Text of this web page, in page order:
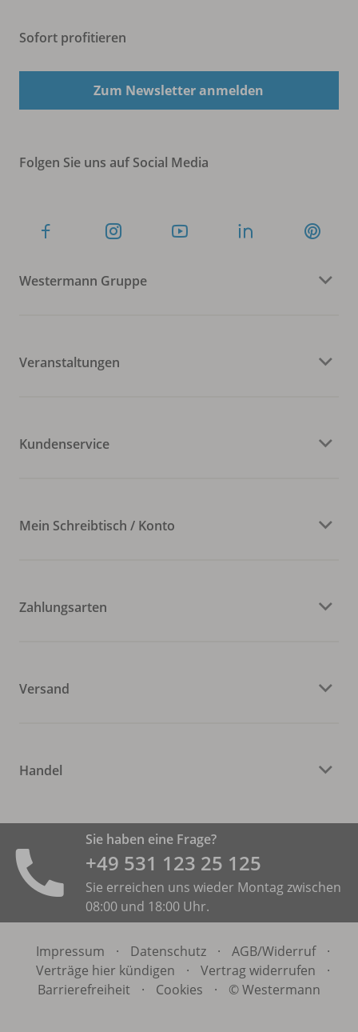
Sofort profitieren
Zum Newsletter anmelden
Folgen Sie uns auf Social Media
Westermann Gruppe
Veranstaltungen
Kundenservice
Mein Schreibtisch / Konto
Zahlungsarten
Versand
Handel
Sie haben eine Frage?
+49 531 ­123 25 125
Sie erreichen uns wieder Montag zwischen
08:00 und 18:00 Uhr.
Impressum · Datenschutz · AGB/Widerruf
·
Verträge hier kündigen
· Vertrag widerrufen
·
Barrierefreiheit
· Cookies · © Westermann